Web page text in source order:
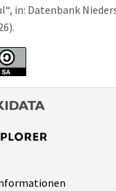
in: Datenbank